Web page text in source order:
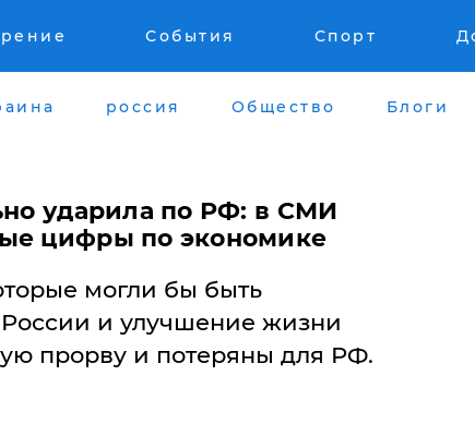
События Спорт
россия Общество Блоги
ударила по РФ: в СМИ
цифры по экономике
могли бы быть
и улучшение жизни
прорву и потеряны для РФ.